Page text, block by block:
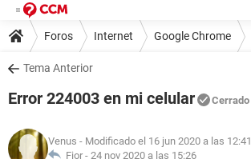
Foros Internet Google Chrome
Tema Anterior
Error 224003 en mi celular Cerrado
Venus - Modificado el 16 jun 2020 a las 12:41
Fior - 24 nov 2020 a las 15:26